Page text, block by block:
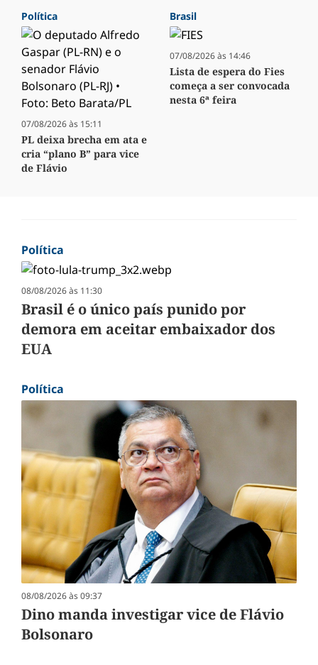
Política
07/08/2026 às 15:11
PL deixa brecha em ata e
cria “plano B” para vice
de Flávio
Brasil
07/08/2026 às 14:46
Lista de espera do Fies
começa a ser convocada
nesta 6ª feira
Política
08/08/2026 às 11:30
Brasil é o único país punido por
demora em aceitar embaixador dos
EUA
Política
08/08/2026 às 09:37
Dino manda investigar vice de Flávio
Bolsonaro